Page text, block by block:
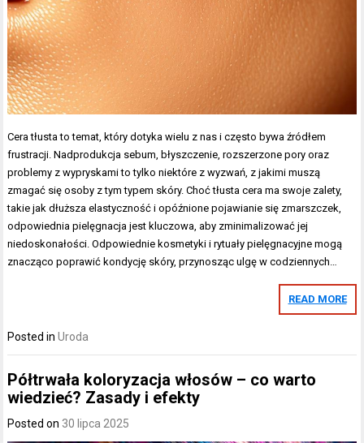
Cera tłusta to temat, który dotyka wielu z nas i często bywa źródłem
frustracji. Nadprodukcja sebum, błyszczenie, rozszerzone pory oraz
problemy z wypryskami to tylko niektóre z wyzwań, z jakimi muszą
zmagać się osoby z tym typem skóry. Choć tłusta cera ma swoje zalety,
takie jak dłuższa elastyczność i opóźnione pojawianie się zmarszczek,
odpowiednia pielęgnacja jest kluczowa, aby zminimalizować jej
niedoskonałości. Odpowiednie kosmetyki i rytuały pielęgnacyjne mogą
znacząco poprawić kondycję skóry, przynosząc ulgę w codziennych…
READ MORE
Posted inUroda
Półtrwała koloryzacja włosów – co warto
wiedzieć? Zasady i efekty
Posted on 30 lipca 2025